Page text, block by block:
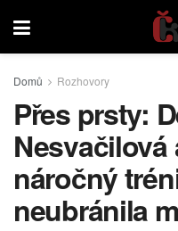
Domů Rozhovory
Přes prsty:
náročný
neubránila